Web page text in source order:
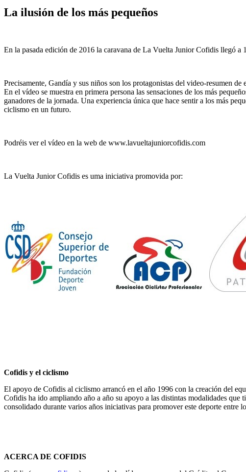
La ilusión de los más pequeños
En la pasada edición de 2016 la caravana de La Vuelta Junior Cofidis llegó
Precisamente, Gandía y sus niños son los protagonistas del video-resumen
En el vídeo se muestra en primera persona las sensaciones de los más
ganadores de la jornada. Una experiencia única que hace sentir a los más
ciclismo en un futuro.
Podréis ver el vídeo en la web de www.lavueltajuniorcofidis.com
La Vuelta Junior Cofidis es uma iniciativa promovida por:
Cofidis y el ciclismo
El apoyo de Cofidis al ciclismo arrancó en el año 1996 con la creación del
Cofidis ha ido ampliando año a año su apoyo a las distintas modalidades
consolidado durante varios años iniciativas para promover este deporte
ACERCA DE COFIDIS